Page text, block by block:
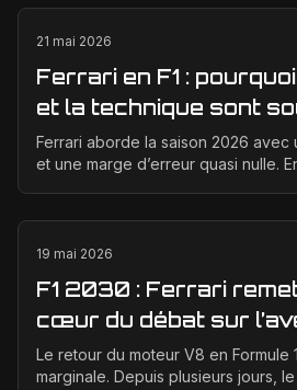
21 mai 2026
Ferrari en F1 :
et la technique sont
en 2026
Ferrari aborde la saison 2026 avec
et une marge d’erreur quasi nulle.
19 mai 2026
F1 2030 : Ferrari
cœur du débat sur
moteurs
Le retour du moteur V8 en Formule
marginale. Depuis plusieurs jours,